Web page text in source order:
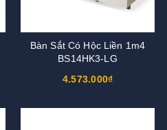
Bàn Sắt Có Hộc Liền 1m4
BS14HK3-LG
4.573.000₫